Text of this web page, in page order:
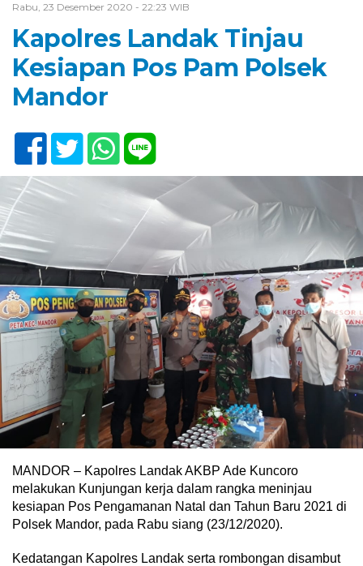
Rabu, 23 Desember 2020 - 22:23 WIB
Kapolres Landak Tinjau
Kesiapan Pos Pam Polsek
Mandor
MANDOR – Kapolres Landak AKBP Ade Kuncoro
melakukan Kunjungan kerja dalam rangka meninjau
kesiapan Pos Pengamanan Natal dan Tahun Baru 2021 di
Polsek Mandor, pada Rabu siang (23/12/2020).
Kedatangan Kapolres Landak serta rombongan disambut